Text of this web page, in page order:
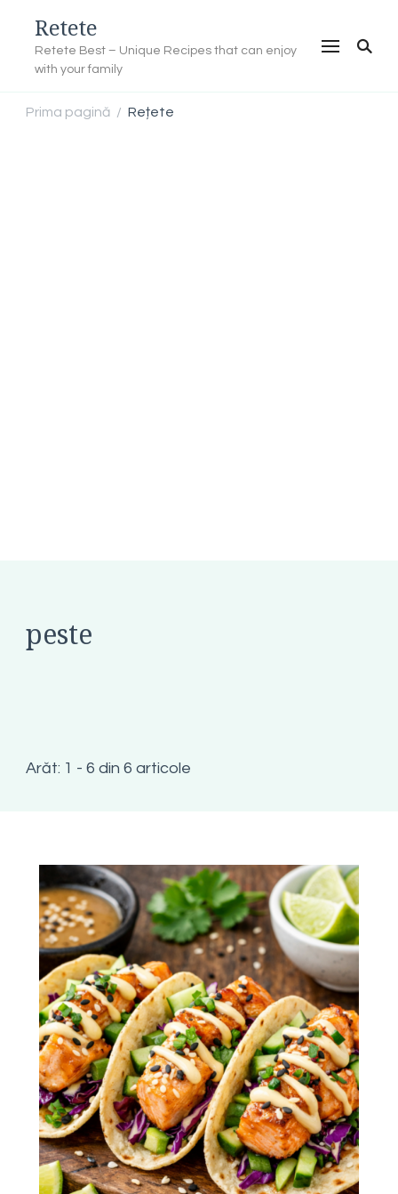
Retete
Retete Best – Unique Recipes that can enjoy
with your family
Prima pagină / Rețete
peste
Arăt: 1 - 6 din 6 articole